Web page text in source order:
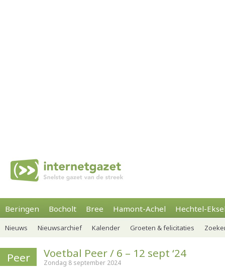
Beringen Bocholt Bree Hamont-Achel Hechtel-
Nieuws Nieuwsarchief Kalender Groeten & felicitaties
Peer Voetbal Peer / 6 – 12 sept ‘24
Zondag 8 september 2024